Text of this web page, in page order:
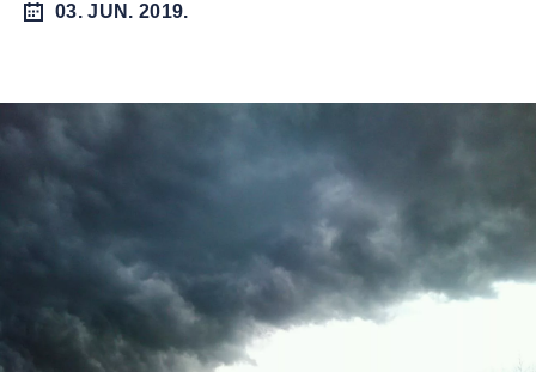
03. JUN. 2019.